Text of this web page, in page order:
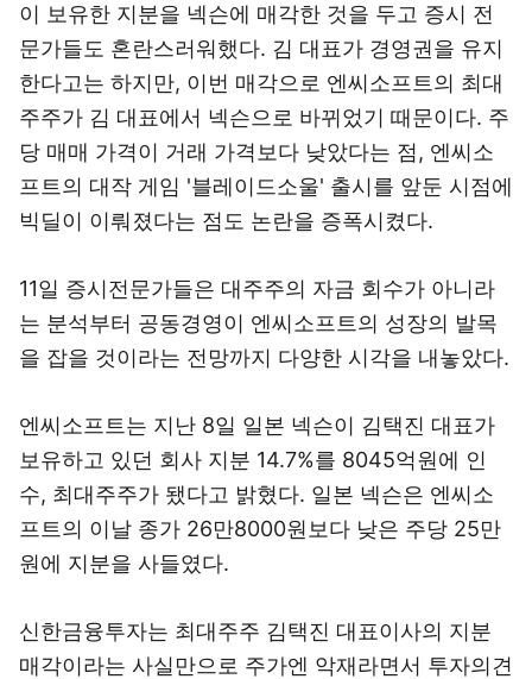
이 보유한 지분을 넥슨에 매각한 것을 두고 증시 전
문가들도 혼란스러워했다. 김 대표가 경영권을 유지
한다고는 하지만, 이번 매각으로 엔씨소프트의 최대
주주가 김 대표에서 넥슨으로 바뀌었기 때문이다. 주
당 매매 가격이 거래 가격보다 낮았다는 점, 엔씨소
프트의 대작 게임 '블레이드소울' 출시를 앞둔 시점에
빅딜이 이뤄졌다는 점도 논란을 증폭시켰다.
11일 증시전문가들은 대주주의 자금 회수가 아니라
는 분석부터 공동경영이 엔씨소프트의 성장의 발목
을 잡을 것이라는 전망까지 다양한 시각을 내놓았다.
엔씨소프트는 지난 8일 일본 넥슨이 김택진 대표가
보유하고 있던 회사 지분 14.7%를 8045억원에 인
수, 최대주주가 됐다고 밝혔다. 일본 넥슨은 엔씨소
프트의 이날 종가 26만8000원보다 낮은 주당 25만
원에 지분을 사들였다.
신한금융투자는 최대주주 김택진 대표이사의 지분
매각이라는 사실만으로 주가엔 악재라면서 투자의견